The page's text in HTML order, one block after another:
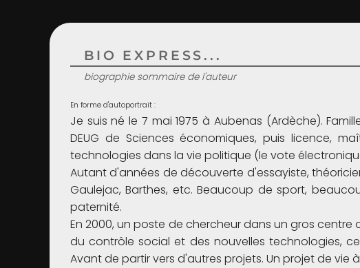
BIO EXPRESS...
biographie sommaire de l'auteur
En forme d'autoportrait :
Je suis né le 7 mai 1975 à Aubenas (Ardèche).
DEUG de Sciences économiques, puis licence,
technologies dans la vie politique (le vote
Autant d'années de découverte d'essayiste,
Gaulejac, Barthes, etc. Beaucoup de sport,
paternité.
En 2000, un poste de chercheur dans un gros
du contrôle social et des nouvelles technologies,
Avant de partir vers d'autres projets. Un projet de vie